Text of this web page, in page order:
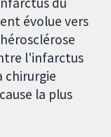
évolue vers
l'infarctus
chirurgie
la plus